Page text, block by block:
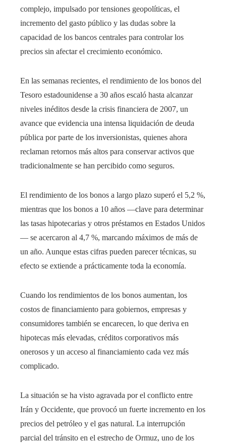
complejo, impulsado por tensiones geopolíticas, el
incremento del gasto público y las dudas sobre la
capacidad de los bancos centrales para controlar los
precios sin afectar el crecimiento económico.
En las semanas recientes, el rendimiento de los bonos del
Tesoro estadounidense a 30 años escaló hasta alcanzar
niveles inéditos desde la crisis financiera de 2007, un
avance que evidencia una intensa liquidación de deuda
pública por parte de los inversionistas, quienes ahora
reclaman retornos más altos para conservar activos que
tradicionalmente se han percibido como seguros.
El rendimiento de los bonos a largo plazo superó el 5,2 %,
mientras que los bonos a 10 años —clave para determinar
las tasas hipotecarias y otros préstamos en Estados Unidos
— se acercaron al 4,7 %, marcando máximos de más de
un año. Aunque estas cifras pueden parecer técnicas, su
efecto se extiende a prácticamente toda la economía.
Cuando los rendimientos de los bonos aumentan, los
costos de financiamiento para gobiernos, empresas y
consumidores también se encarecen, lo que deriva en
hipotecas más elevadas, créditos corporativos más
onerosos y un acceso al financiamiento cada vez más
complicado.
La situación se ha visto agravada por el conflicto entre
Irán y Occidente, que provocó un fuerte incremento en los
precios del petróleo y el gas natural. La interrupción
parcial del tránsito en el estrecho de Ormuz, uno de los